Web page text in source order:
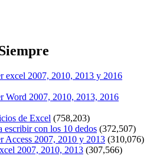
excel 2007, 2010, 2013 y 2016
Word 2007, 2010, 2013, 2016
de Excel (758,203)
escribir con los 10 dedos (372,507)
Access 2007, 2010 y 2013 (310,076)
2007, 2010, 2013 (307,566)